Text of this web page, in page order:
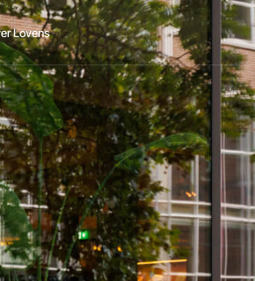
Lovens